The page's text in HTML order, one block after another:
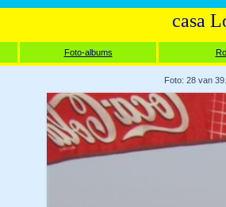
casa
Foto-albums
Foto: 28 van 39.